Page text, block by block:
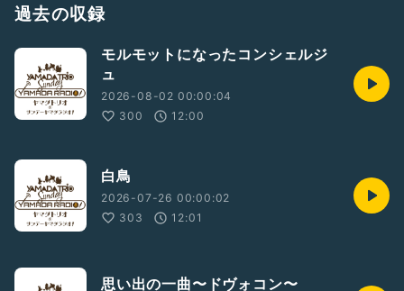
🎁ギフトをお送り下さった方は、必ずお名前ご紹介します！課
金していただいたギフトはすべてヤマダトリオの次回コンサー
https://yamadatrio.xyz
https://instagram.com/yamadatrio
#ピアノ#ヴァイオリン#チェロ
過去の収録
モルモットになったコンシェルジ
ュ
2026-08-02 00:00:04
300
12:00
白鳥
2026-07-26 00:00:02
303
12:01
思い出の一曲〜ドヴォコン〜